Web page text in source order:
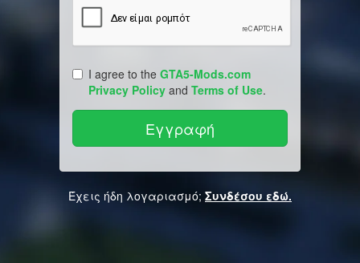
I agree to the GTA5-Mods.com
Privacy Policy and Terms of Use.
Έχεις ήδη λογαριασμό; Συνδέσου εδώ.